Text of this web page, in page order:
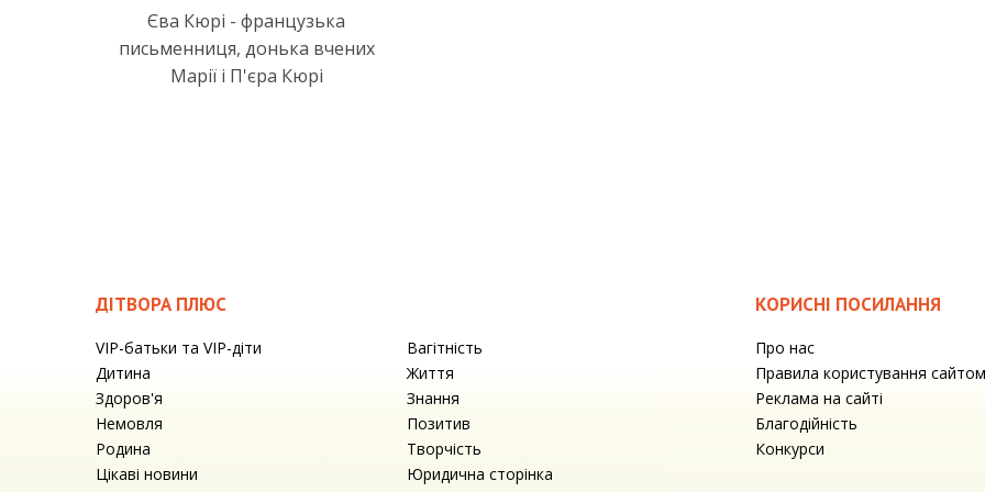
Єва Кюрі - французька
письменниця, донька вчених
Марії і П'єра Кюрі
ДІТВОРА ПЛЮС
VIP-батьки та VIP-діти
Вагітність
Дитина
Життя
Здоров'я
Знання
Немовля
Позитив
Родина
Творчість
Цікаві новини
Юридична сторінка
КОРИСНІ ПОСИЛАННЯ
Про нас
Правила користування сайтом
Реклама на сайті
Благодійність
Конкурси